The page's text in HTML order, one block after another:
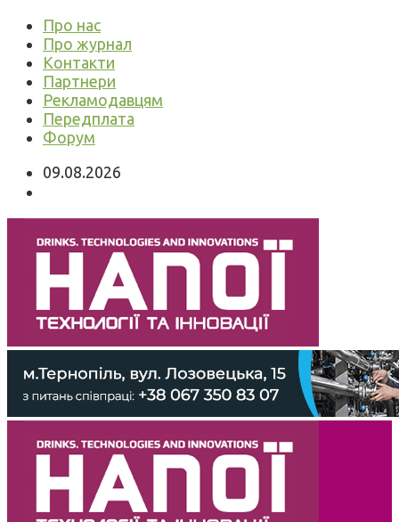
Про нас
Про журнал
Контакти
Партнери
Рекламодавцям
Передплата
Форум
09.08.2026